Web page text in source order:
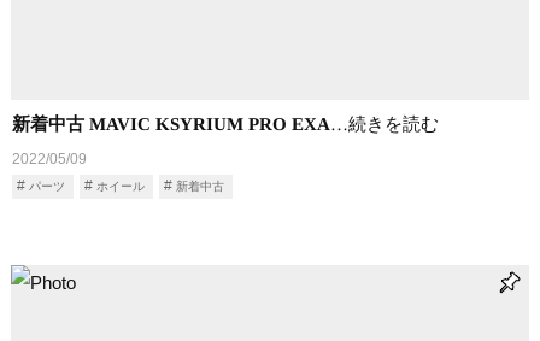
新着中古 MAVIC KSYRIUM PRO EXA…続きを読む
2022/05/09
パーツ ホイール 新着中古